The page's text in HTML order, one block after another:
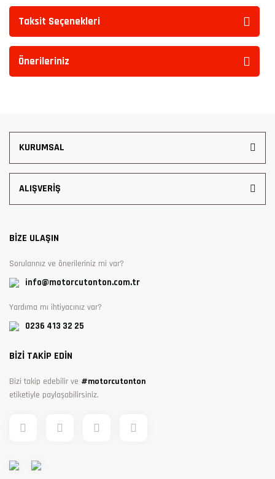
Taksit Seçenekleri
Önerileriniz
KURUMSAL
ALIŞVERİŞ
BİZE ULAŞIN
Sorularınız ve önerileriniz mi var?
info@motorcutonton.com.tr
Yardıma mı ihtiyacınız var?
0236 413 32 25
BİZİ TAKİP EDİN
Bizi takip edebilir ve #motorcutonton
etiketiyle paylaşabilirsiniz.